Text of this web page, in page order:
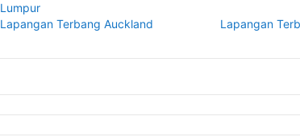
Lumpur
Lapangan Terbang Auckland Lapangan